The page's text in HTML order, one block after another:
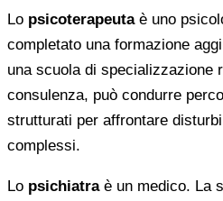
Lo psicoterapeutaè uno
completato una formazione
una scuola di specializzazione
consulenza, può condurre
strutturati per affrontare
complessi.
Lo psichiatraè un medico. La